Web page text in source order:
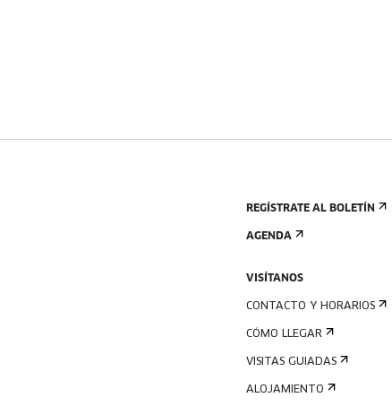
REGÍSTRATE AL BOLETÍN
AGENDA
VISÍTANOS
CONTACTO Y HORARIOS
CÓMO LLEGAR
VISITAS GUIADAS
ALOJAMIENTO